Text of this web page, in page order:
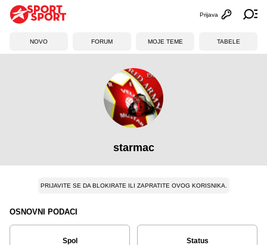
Otvori
Prijava
NOVO FORUM MOJE TEME TABELE
starmac
PRIJAVITE SE DA BLOKIRATE ILI ZAPRATITE OVOG KORISNIKA.
OSNOVNI PODACI
Spol Status